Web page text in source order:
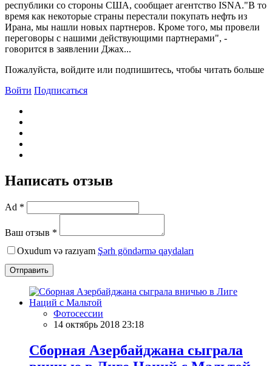
республики со стороны США, сообщает агентство ISNA."B то
время как некоторые страны перестали покупать нефть из
Ирана, мы нашли новых партнеров. Кроме того, мы провели
переговоры с нашими действующими партнерами", -
говорится в заявлении Джах...
Пожалуйста, войдите или подпишитесь, чтобы читать больше
Войти Подписаться
Написать отзыв
Ad *
Ваш отзыв *
Oxudum və razıyam Şərh göndərmə qaydaları
Отправить
Фотосессии
14 октябрь 2018 23:18
Сборная Азербайджана сыграла